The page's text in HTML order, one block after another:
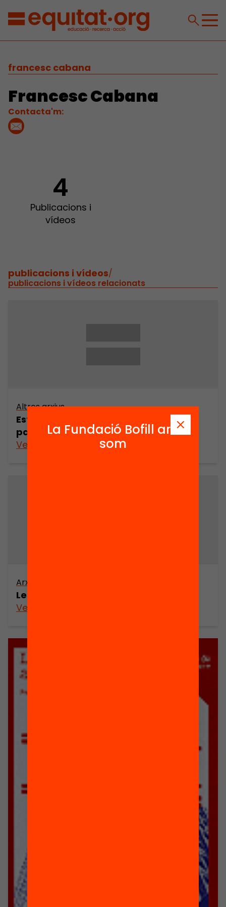
francesc cabana
Francesc Cabana
Contacta'm:
4
Publicacions i
vídeos
publicacions i vídeos/
publicacions i vídeos relacionats
Altres arxius
Estudis econòmics a Catalunya:
panoràmica i algunes propostes
Veure’n més
Arxiu
Les multinacionals a Catalunya
Veure’n més
La Fundació Bofill ara
som